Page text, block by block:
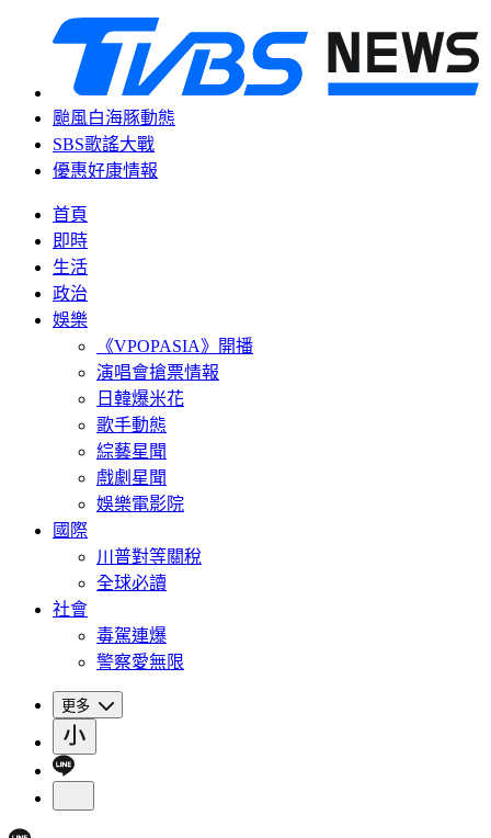
颱風白海豚動態
SBS歌謠大戰
優惠好康情報
首頁
即時
生活
政治
娛樂
《VPOPASIA》開播
演唱會搶票情報
日韓爆米花
歌手動態
綜藝星聞
戲劇星聞
娛樂電影院
國際
川普對等關稅
全球必讀
社會
毒駕連爆
警察愛無限
更多